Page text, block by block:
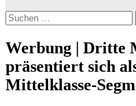
Suchen
nach:
Werbung | Dritte
präsentiert sich
Mittelklasse-